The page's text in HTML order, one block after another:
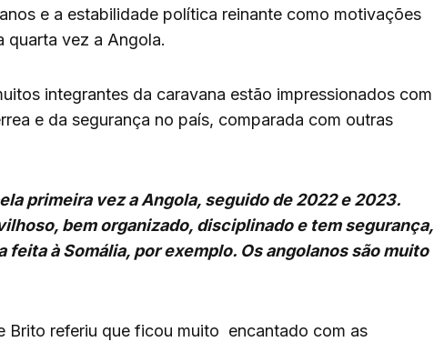
e a estabilidade política reinante como motivações
quarta vez a Angola.
integrantes da caravana estão impressionados com
e da segurança no país, comparada com outras
primeira vez a Angola, seguido de 2022 e 2023.
bem organizado, disciplinado e tem segurança,
feita à Somália, por exemplo. Os angolanos são muito
Brito referiu que ficou muito encantado com as